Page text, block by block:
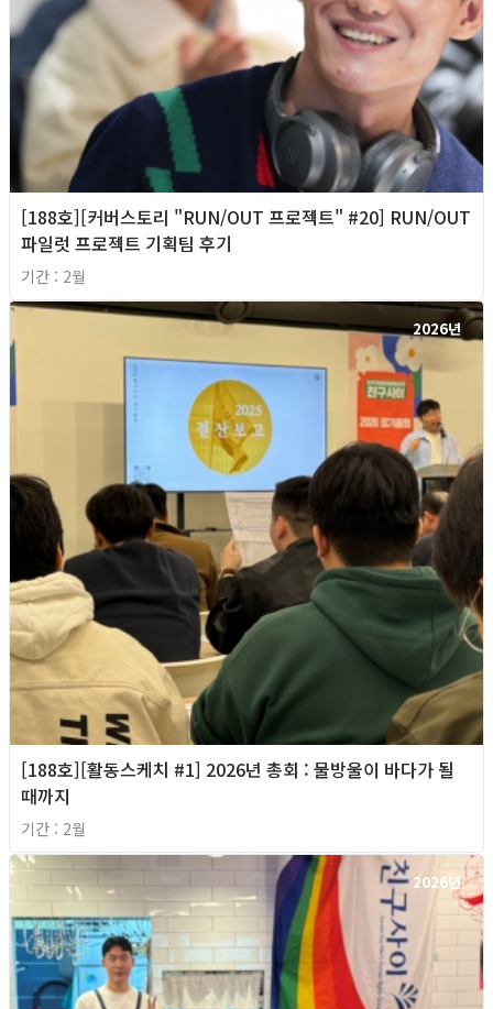
[188호][커버스토리 "RUN/OUT 프로젝트" #20] RUN/OUT
파일럿 프로젝트 기획팀 후기
기간 : 2월
2026년
[188호][활동스케치 #1] 2026년 총회 : 물방울이 바다가 될
때까지
기간 : 2월
2026년